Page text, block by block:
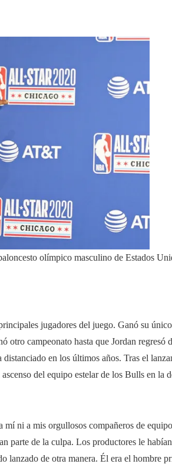
olímpico masculino de Estados
jugadores del juego. Ganó su
otro campeonato hasta que Jordan regresó
en los últimos años. Tras el
del equipo estelar de los Bulls en la
ni a mis orgullosos compañeros de
parte de la culpa. Los productores le
lanzado de otra manera. Él era el hombre